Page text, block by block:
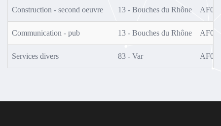
Construction - second oeuvre 13 - Bouches du Rhône
Communication - pub 13 - Bouches du Rhône
Services divers 83 - Var